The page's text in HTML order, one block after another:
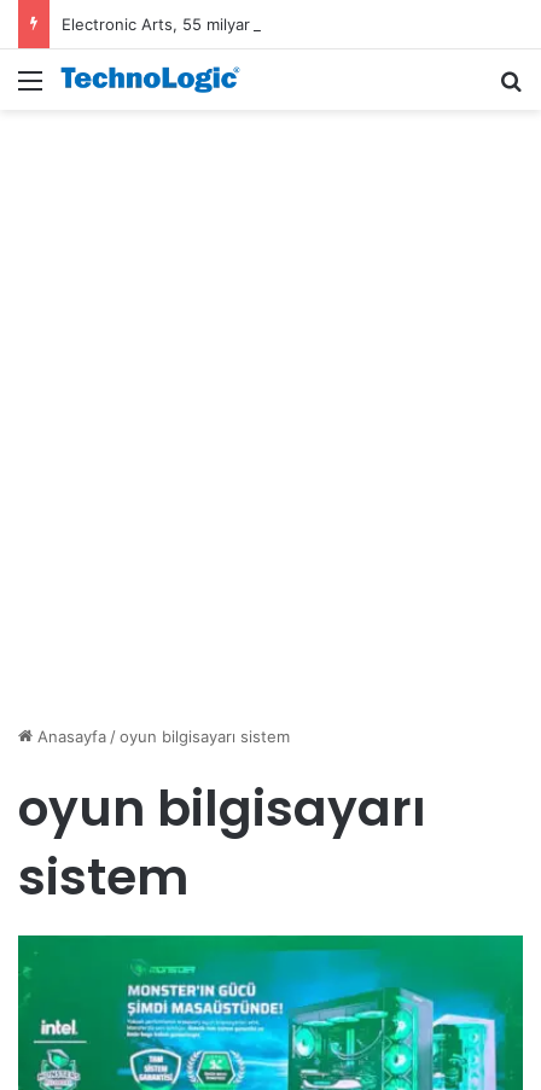
Menü
Anasayfa/oyun bilgisayarı sistem
oyun bilgisayarı
sistem